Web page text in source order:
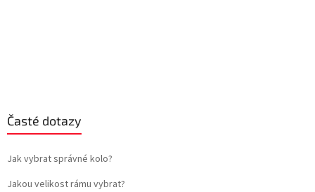
Časté dotazy
Jak vybrat správné kolo?
Jakou velikost rámu vybrat?